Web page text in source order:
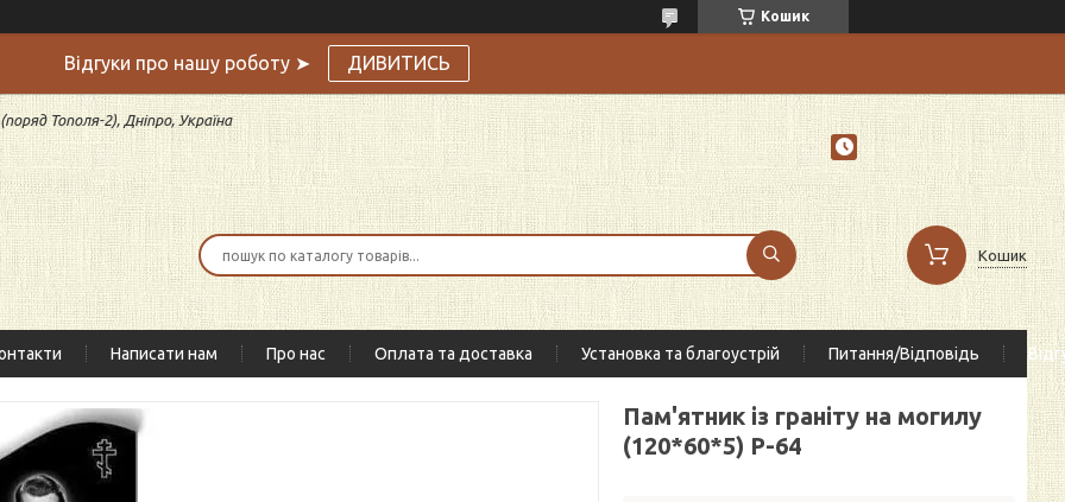
Кошик
Відгуки про нашу роботу ➤ ДИВИТИСЬ
Тополя-2), Дніпро, Україна
Кошик
Написати нам Про нас Оплата та доставка Установка та благоустрій Питання/Відповідь
Пам'ятник із граніту на могилу
(120*60*5) Р-64